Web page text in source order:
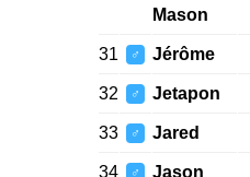
Mason
31 ♂ Jérôme
32 ♂ Jetapon
33 ♂ Jared
34 ♂ Jason